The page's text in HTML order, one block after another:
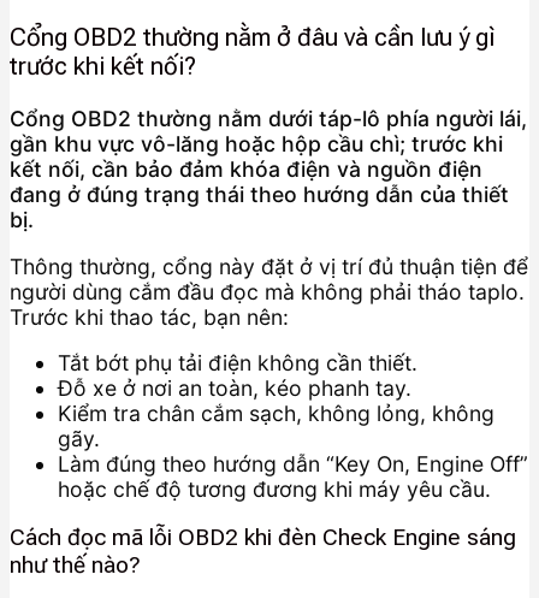
Cổng OBD2 thường nằm ở đâu và cần lưu ý gì
trước khi kết nối?
Cổng OBD2 thường nằm dưới táp-lô phía người lái,
gần khu vực vô-lăng hoặc hộp cầu chì; trước khi
kết nối, cần bảo đảm khóa điện và nguồn điện
đang ở đúng trạng thái theo hướng dẫn của thiết
bị.
Thông thường, cổng này đặt ở vị trí đủ thuận tiện để
người dùng cắm đầu đọc mà không phải tháo taplo.
Trước khi thao tác, bạn nên:
Tắt bớt phụ tải điện không cần thiết.
Đỗ xe ở nơi an toàn, kéo phanh tay.
Kiểm tra chân cắm sạch, không lỏng, không
gãy.
Làm đúng theo hướng dẫn “Key On, Engine Off”
hoặc chế độ tương đương khi máy yêu cầu.
Cách đọc mã lỗi OBD2 khi đèn Check Engine sáng
như thế nào?